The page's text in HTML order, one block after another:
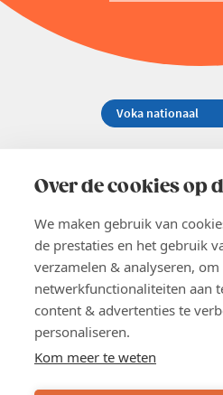
Over de cookies op
We maken gebruik van
de prestaties en het gebruik
verzamelen & analyseren, om
netwerkfunctionaliteiten aan
content & advertenties te
personaliseren.
Kom meer te weten
02 229 81 11
EN
Word lid